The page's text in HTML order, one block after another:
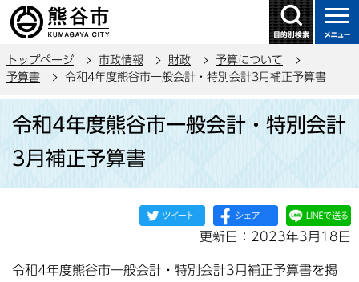
の
ー
す
トップページ 市政情報 財政
予算について
予算書
令和4年度熊谷市一般会計・特別会計3月補正予算書
か
令和4年度熊谷市一般会計・特別会計
3月補正予算書
更新日：2023年3月18日
令和4年度熊谷市一般会計・特別会計3月補正予算書を掲